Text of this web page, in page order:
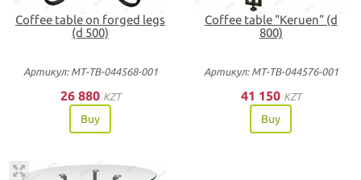
Coffee table on forged legs
(d 500)
Артикул: МТ-ТВ-044568-001
26 880 KZT
Buy
Coffee table "Keruen" (d
800)
Артикул: МТ-ТВ-044576-001
41 150 KZT
Buy